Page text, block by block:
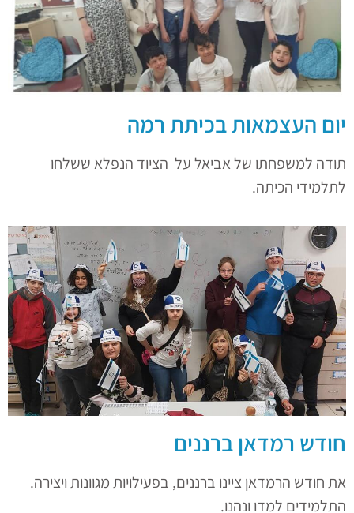
יום העצמאות בכיתת רמה
תודה למשפחתו של אביאל על הציוד הנפלא ששלחו
לתלמידי הכיתה.
חודש רמדאן ברננים
את חודש הרמדאן ציינו ברננים, בפעילויות מגוונות ויצירה.
התלמידים למדו ונהנו.